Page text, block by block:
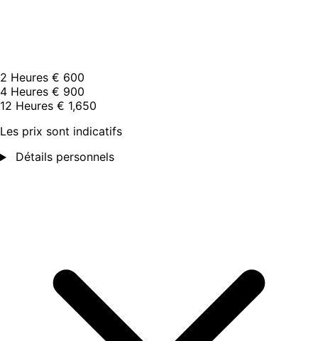
2 Heures € 600
4 Heures € 900
12 Heures € 1,650
Les prix sont indicatifs
Détails personnels